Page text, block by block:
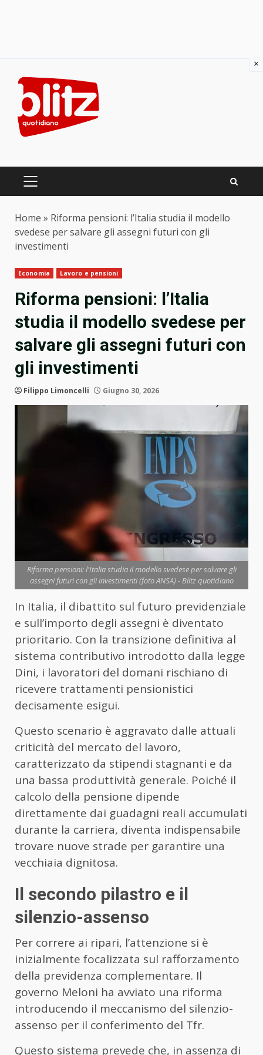
content
PRIMARY
Home » Riforma pensioni: l’Italia studia il modello
svedese per salvare gli assegni futuri con gli
investimenti
Economia Lavoro e pensioni
Riforma pensioni: l’Italia
studia il modello svedese per
salvare gli assegni futuri con
gli investimenti
Filippo Limoncelli Giugno 30, 2026
Riforma pensioni: l'Italia studia il modello svedese per salvare gli
assegni futuri con gli investimenti (foto ANSA) - Blitz quotidiano
In Italia, il dibattito sul futuro previdenziale
e sull’importo degli assegni è diventato
prioritario. Con la transizione definitiva al
sistema contributivo introdotto dalla legge
Dini, i lavoratori del domani rischiano di
ricevere trattamenti pensionistici
decisamente esigui.
Questo scenario è aggravato dalle attuali
criticità del mercato del lavoro,
caratterizzato da stipendi stagnanti e da
una bassa produttività generale. Poiché il
calcolo della pensione dipende
direttamente dai guadagni reali accumulati
durante la carriera, diventa indispensabile
trovare nuove strade per garantire una
vecchiaia dignitosa.
Il secondo pilastro e il
silenzio-assenso
Per correre ai ripari, l’attenzione si è
inizialmente focalizzata sul rafforzamento
della previdenza complementare. Il
governo Meloni ha avviato una riforma
introducendo il meccanismo del silenzio-
assenso per il conferimento del Tfr.
Questo sistema prevede che, in assenza di
×